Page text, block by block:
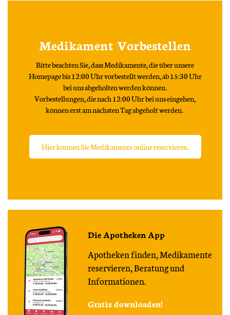
Medikament Vorbestellen
Bitte beachten Sie, dass Medikamente, die über unsere
Homepage bis 12:00 Uhr vorbestellt werden, ab 15:30 Uhr
bei uns abgeholten werden können.
Vorbestellungen, die nach 12:00 Uhr bei uns eingehen,
können erst am nächsten Tag abgeholt werden.
Hier können Sie Medikamente online reservieren.
Die Apotheken App
Apotheken finden, Medikamente
reservieren, Beratung und
Informationen.
Gratis downloaden!